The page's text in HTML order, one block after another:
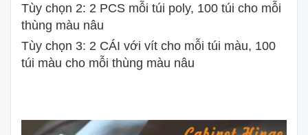
Tùy chọn 2: 2 PCS mỗi túi poly, 100 túi cho mỗi
thùng màu nâu
Tùy chọn 3: 2 CÁI với vít cho mỗi túi màu, 100
túi màu cho mỗi thùng màu nâu